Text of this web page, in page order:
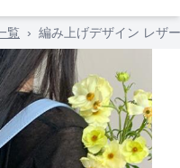
覧 › 編み上げデザイン レザ